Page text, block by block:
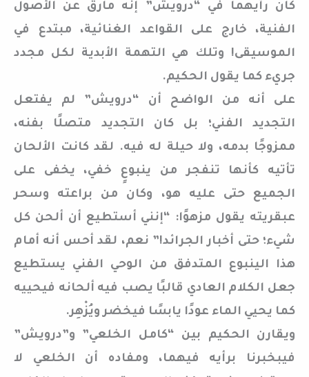
كان رأيهما في “درويش” إنه مارق عن الأصول
الفنية، خارج على القواعد الغنائية، مبتدع في
الموسيقى! وتلك هي التهمة الأبدية لكل مجدد
جريء كما يقول الحكيم.
على أنه من الواضح أن “درويش” لم يفتعل
التجديد الفني؛ بل كان التجديد متصلًا بفنه،
ممزوجًا بدمه، ولا حيلة له فيه. لقد كانت الألحان
تأتيه كأنها تنفجر من ينبوعٍ خفي، يخفى على
الجميع حتى عليه هو، وكان من براعته وسحر
عبقريته يقول مزهوًا: “إنني أستطيع أن ألحن كل
شيء؛ حتى أخبار الجرائد!” نعم، لقد أحس أنه أمام
هذا الينبوع المتدفق من الوحي الفني يستطيع
جعل الكلام العادي قالبًا يصب فيه ألحانه فيحييه
كما يحيي الماء عودًا يابسًا فيخضر ويُزْهِر.
ويقارن الحكيم بين “كامل الخلعي” و”درويش”
فيبخبرنا برأيه فيهما، ومفاده أن الخلعي لا